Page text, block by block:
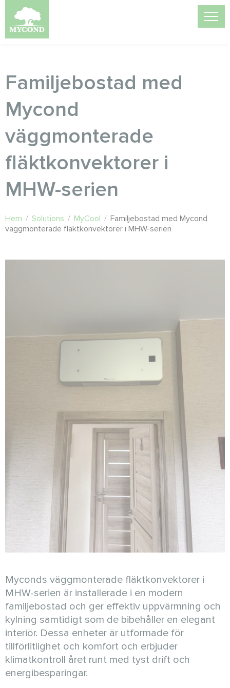
Familjebostad med
Mycond
väggmonterade
fläktkonvektorer i
MHW-serien
Hem / Solutions / MyCool / Familjebostad med Mycond
väggmonterade fläktkonvektorer i MHW-serien
Myconds väggmonterade fläktkonvektorer i
MHW-serien är installerade i en modern
familjebostad och ger effektiv uppvärmning och
kylning samtidigt som de bibehåller en elegant
interiör. Dessa enheter är utformade för
tillförlitlighet och komfort och erbjuder
klimatkontroll året runt med tyst drift och
energibesparingar.